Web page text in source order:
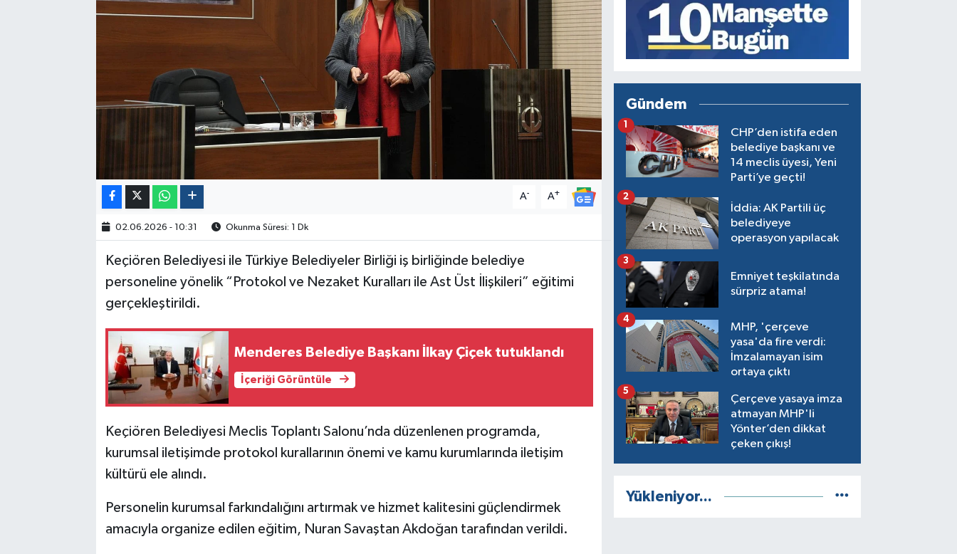
A- A+
02.06.2026 - 10:31 Okunma Süresi: 1 Dk
Keçiören Belediyesi ile Türkiye Belediyeler Birliği iş birliğinde belediye
personeline yönelik “Protokol ve Nezaket Kuralları ile Ast Üst İlişkileri” eğitimi
gerçekleştirildi.
Menderes Belediye Başkanı İlkay Çiçek tutuklandı
İçeriği Görüntüle
Keçiören Belediyesi Meclis Toplantı Salonu’nda düzenlenen programda,
kurumsal iletişimde protokol kurallarının önemi ve kamu kurumlarında iletişim
kültürü ele alındı.
Personelin kurumsal farkındalığını artırmak ve hizmet kalitesini güçlendirmek
amacıyla organize edilen eğitim, Nuran Savaştan Akdoğan tarafından verildi.
Gündem
CHP’den istifa eden
belediye başkanı ve
14 meclis üyesi, Yeni
Parti’ye geçti!
1
İddia: AK Partili üç
belediyeye
operasyon yapılacak
2
Emniyet teşkilatında
sürpriz atama!
3
MHP, 'çerçeve
yasa'da fire verdi:
İmzalamayan isim
ortaya çıktı
4
Çerçeve yasaya imza
atmayan MHP'li
Yönter’den dikkat
çeken çıkış!
5
Yükleniyor...
2024 Seçim Sonuçları